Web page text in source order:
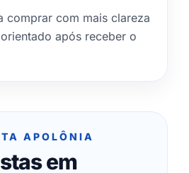
comprar com mais clareza
após receber o
APOLÔNIA
em